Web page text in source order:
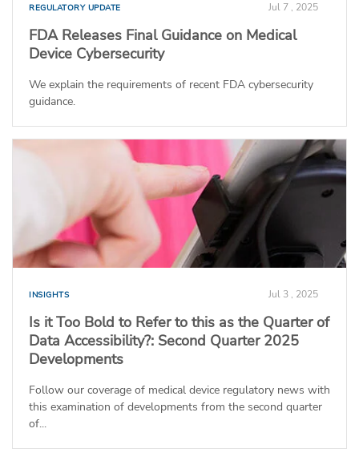
REGULATORY UPDATE Jul 7 , 2025
FDA Releases Final Guidance on Medical
Device Cybersecurity
We explain the requirements of recent FDA cybersecurity
guidance.
INSIGHTS Jul 3 , 2025
Is it Too Bold to Refer to this as the Quarter of
Data Accessibility?: Second Quarter 2025
Developments
Follow our coverage of medical device regulatory news with
this examination of developments from the second quarter
of...